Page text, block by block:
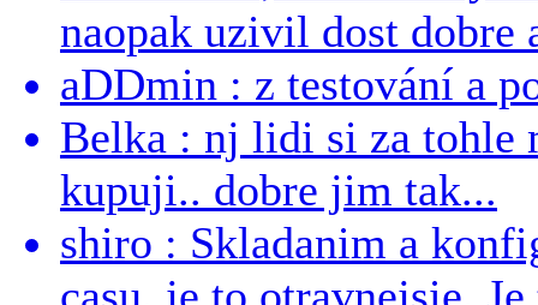
naopak uzivil dost dobre
aDDmin : z testování a
Belka : nj lidi si za tohle
kupuji.. dobre jim tak...
shiro : Skladanim a